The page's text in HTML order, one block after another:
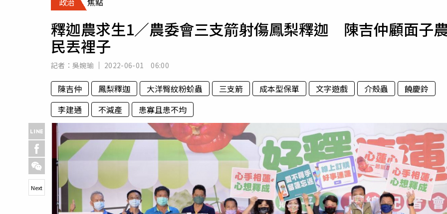
專欄
運勢
釋迦農求生1／農委會三支箭射傷鳳梨釋迦 陳吉仲顧面子
民丟裡子
記者： 吳婉瑜 2022-06-01 06:00
陳吉仲 鳳梨釋迦 大洋臀紋粉蚧蟲 三支箭 成本型保單 文字遊戲 介殼蟲
饒慶鈴
李建通
不減產 患寡且患不均
Next